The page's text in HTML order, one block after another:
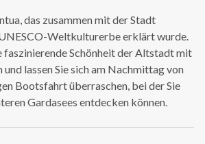
das zusammen mit der Stadt
Weltkulturerbe erklärt wurde.
faszinierende Schönheit der Altstadt mit
und lassen Sie sich am Nachmittag von
Bootsfahrt überraschen, bei der Sie
Gardasees entdecken können.